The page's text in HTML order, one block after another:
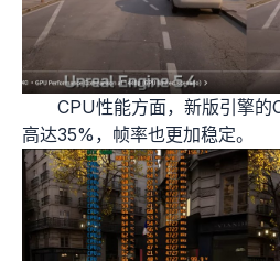
CPU性能方面，新版引擎的
高达35%，帧率也更加稳定。